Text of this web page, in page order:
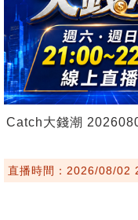
Catch大錢潮
直播時間：2026/08/02